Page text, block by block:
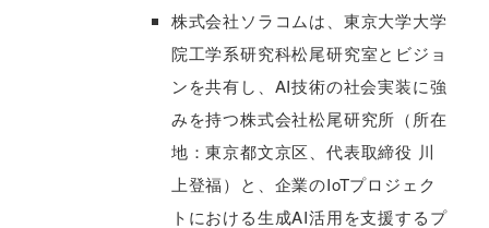
株式会社ソラコムは、東京大学大学
院工学系研究科松尾研究室とビジョ
ンを共有し、AI技術の社会実装に強
みを持つ株式会社松尾研究所（所在
地：東京都文京区、代表取締役 川
上登福）と、企業のIoTプロジェク
トにおける生成AI活用を支援するプ